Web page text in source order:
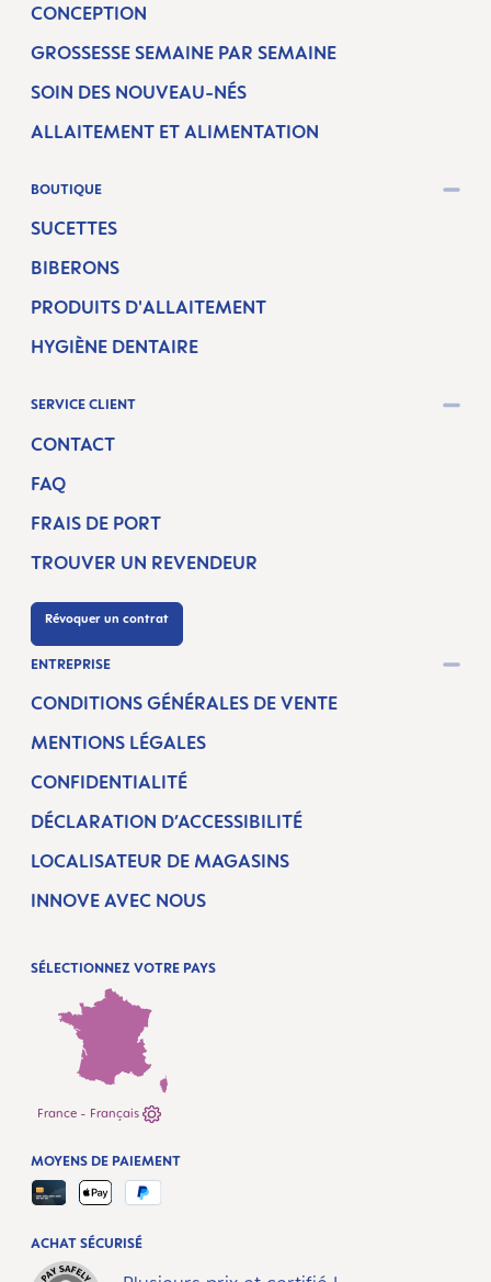
CONCEPTION
GROSSESSE SEMAINE PAR SEMAINE
SOIN DES NOUVEAU-NÉS
ALLAITEMENT ET ALIMENTATION
BOUTIQUE
SUCETTES
BIBERONS
PRODUITS D'ALLAITEMENT
HYGIÈNE DENTAIRE
SERVICE CLIENT
CONTACT
FAQ
FRAIS DE PORT
TROUVER UN REVENDEUR
Révoquer un contrat
ENTREPRISE
CONDITIONS GÉNÉRALES DE VENTE
MENTIONS LÉGALES
CONFIDENTIALITÉ
DÉCLARATION D’ACCESSIBILITÉ
LOCALISATEUR DE MAGASINS
INNOVE AVEC NOUS
SÉLECTIONNEZ VOTRE PAYS
France - Français
ACHAT SÉCURISÉ
MOYENS DE PAIEMENT